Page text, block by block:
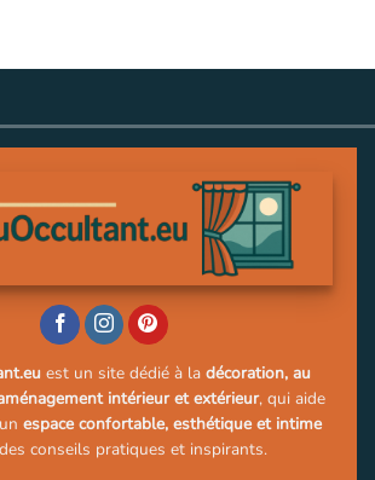
est un site dédié à la décoration, au
intérieur et extérieur, qui aide
espace confortable, esthétique et intime
conseils pratiques et inspirants.